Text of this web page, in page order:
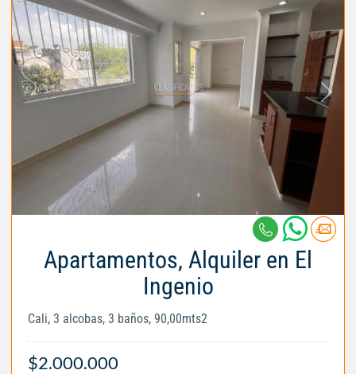
Apartamentos, Alquiler en El
Ingenio
Cali, 3 alcobas, 3 baños, 90,00mts2
$2.000.000